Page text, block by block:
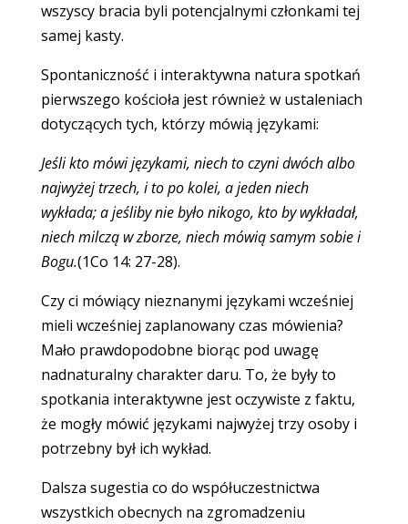
wszyscy bracia byli potencjalnymi członkami tej
samej kasty.
Spontaniczność i interaktywna natura spotkań
pierwszego kościoła jest również w ustaleniach
dotyczących tych, którzy mówią językami:
Jeśli kto mówi językami, niech to czyni dwóch albo
najwyżej trzech, i to po kolei, a jeden niech
wykłada; a jeśliby nie było nikogo, kto by wykładał,
niech milczą w zborze, niech mówią samym sobie i
Bogu.(1Co 14: 27-28).
Czy ci mówiący nieznanymi językami wcześniej
mieli wcześniej zaplanowany czas mówienia?
Mało prawdopodobne biorąc pod uwagę
nadnaturalny charakter daru. To, że były to
spotkania interaktywne jest oczywiste z faktu,
że mogły mówić językami najwyżej trzy osoby i
potrzebny był ich wykład.
Dalsza sugestia co do współuczestnictwa
wszystkich obecnych na zgromadzeniu